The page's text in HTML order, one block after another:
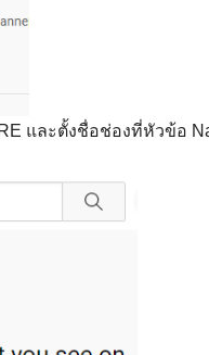
และตั้งชื่อช่องที่หัวข้อ